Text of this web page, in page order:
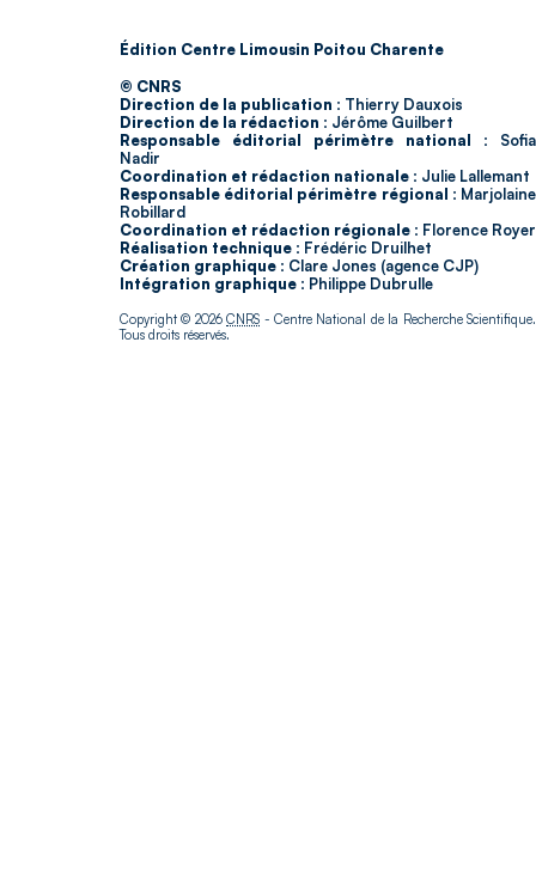
Édition Centre Limousin Poitou Charente
© CNRS
Direction de la publication : Thierry Dauxois
Direction de la rédaction : Jérôme Guilbert
Responsable éditorial périmètre national : Sofia
Nadir
Coordination et rédaction nationale : Julie Lallemant
Responsable éditorial périmètre régional : Marjolaine
Robillard
Coordination et rédaction régionale : Florence Royer
Réalisation technique : Frédéric Druilhet
Création graphique : Clare Jones (agence CJP)
Intégration graphique : Philippe Dubrulle
Copyright © 2026CNRS - Centre National de la Recherche Scientifique.
Tous droits réservés.